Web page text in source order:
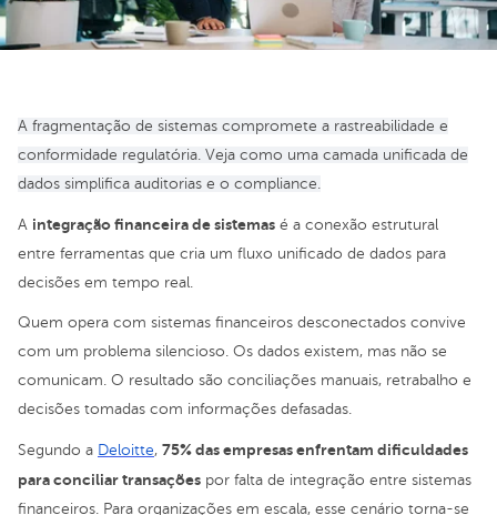
A fragmentação de sistemas compromete a rastreabilidade e
conformidade regulatória. Veja como uma camada unificada de
dados simplifica auditorias e o compliance.
A integração financeira de sistemas é a conexão estrutural
entre ferramentas que cria um fluxo unificado de dados para
decisões em tempo real.
Quem opera com sistemas financeiros desconectados convive
com um problema silencioso. Os dados existem, mas não se
comunicam. O resultado são conciliações manuais, retrabalho e
decisões tomadas com informações defasadas.
Segundo a Deloitte, 75% das empresas enfrentam dificuldades
para conciliar transações por falta de integração entre sistemas
financeiros. Para organizações em escala, esse cenário torna-se